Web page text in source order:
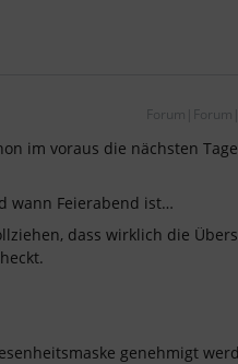
im voraus die nächsten Tage
wann Feierabend ist…
dass wirklich die
genehmigt